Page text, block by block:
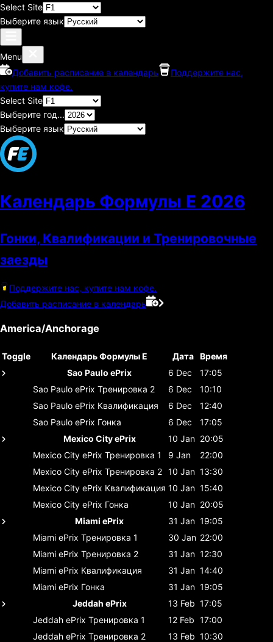
Select Site
Выберите язык
Menu
Добавить расписание в календарь
Поддержите нас,
купите нам кофе.
Select Site
Выберите год...
Выберите язык
Календарь Формулы E 2026
Гонки, Квалификации и Тренировочные
заезды
Поддержите нас, купите нам кофе.
Добавить расписание в календарь
America/Anchorage
Toggle Календарь Формулы E Дата
Время
Sao Paulo ePrix
6 Dec
17:05
Sao Paulo ePrix Тренировка 2 6 Dec
10:10
Sao Paulo ePrix Квалификация 6 Dec
12:40
Sao Paulo ePrix Гонка 6 Dec
17:05
Mexico City ePrix
10 Jan 20:05
Mexico City ePrix Тренировка 1 9 Jan
22:00
Mexico City ePrix Тренировка 2 10 Jan 13:30
Mexico City ePrix Квалификация 10 Jan 15:40
Mexico City ePrix Гонка 10 Jan 20:05
Miami ePrix
31 Jan 19:05
Miami ePrix Тренировка 1 30 Jan 22:00
Miami ePrix Тренировка 2 31 Jan 12:30
Miami ePrix Квалификация 31 Jan 14:40
Miami ePrix Гонка 31 Jan 19:05
Jeddah ePrix
13 Feb 17:05
Jeddah ePrix Тренировка 1 12 Feb 17:00
Jeddah ePrix Тренировка 2 13 Feb 10:30